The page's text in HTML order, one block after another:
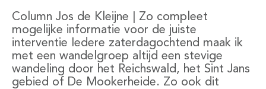
Column Jos de Kleijne | Zo compleet
mogelijke informatie voor de juiste
interventie Iedere zaterdagochtend maak ik
met een wandelgroep altijd een stevige
wandeling door het Reichswald, het Sint Jans
gebied of De Mookerheide. Zo ook dit